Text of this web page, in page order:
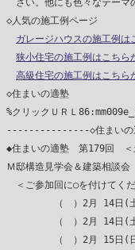
さい。他にも色々なテーマ
◇人気の施工例ページ
ガレージハウスの施工例は
狭小住宅の施工例はこちら
高級住宅の施工例はこちら
◇住まいの適塾
%クリックＵＲＬ
---------------◇住まいの
◆住まいの適塾　第179回　
Ｍ邸構造見学会＆建築相談会
＜ご参加回に○を付けてく
（　）2月 14日(土
（　）2月 14日(土
（　）2月 15日(日